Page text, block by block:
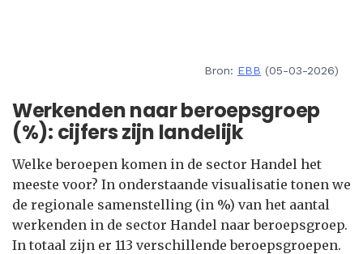
Bron: EBB (05-03-2026)
Werkenden naar beroepsgroep
(%): cijfers zijn landelijk
Welke beroepen komen in de sector Handel het
meeste voor? In onderstaande visualisatie tonen we
de regionale samenstelling (in %) van het aantal
werkenden in de sector Handel naar beroepsgroep.
In totaal zijn er 113 verschillende beroepsgroepen.